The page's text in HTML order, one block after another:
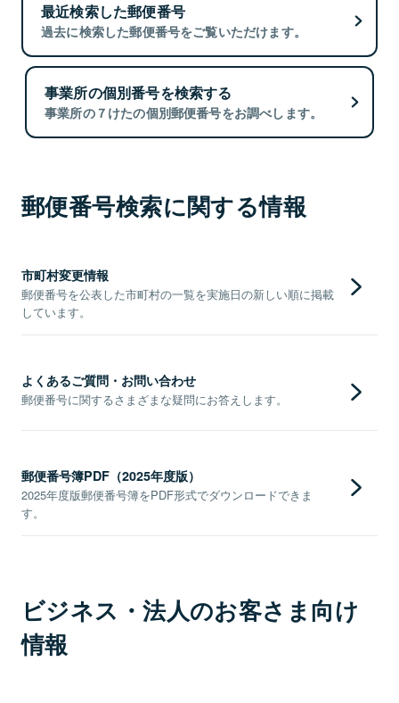
最近検索した郵便番号
過去に検索した郵便番号をご覧いただけます。
事業所の個別番号を検索する
事業所の７けたの個別郵便番号をお調べします。
郵便番号検索に関する情報
市町村変更情報
郵便番号を公表した市町村の一覧を実施日の新しい順に掲載
しています。
よくあるご質問・お問い合わせ
郵便番号に関するさまざまな疑問にお答えします。
郵便番号簿PDF（2025年度版）
2025年度版郵便番号簿をPDF形式でダウンロードできま
す。
ビジネス・法人のお客さま向け
情報